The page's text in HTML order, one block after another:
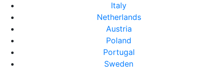
Italy
Netherlands
Austria
Poland
Portugal
Sweden